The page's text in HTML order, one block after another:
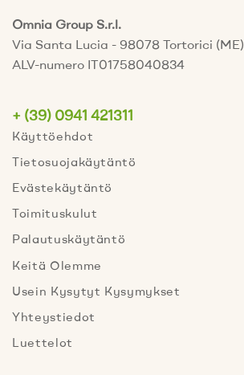
Omnia Group S.r.l.
Via Santa Lucia - 98078 Tortorici (ME)
ALV-numero IT01758040834
+ (39) 0941 421311
Käyttöehdot
Tietosuojakäytäntö
Evästekäytäntö
Toimituskulut
Palautuskäytäntö
Keitä Olemme
Usein Kysytyt Kysymykset
Yhteystiedot
Luettelot